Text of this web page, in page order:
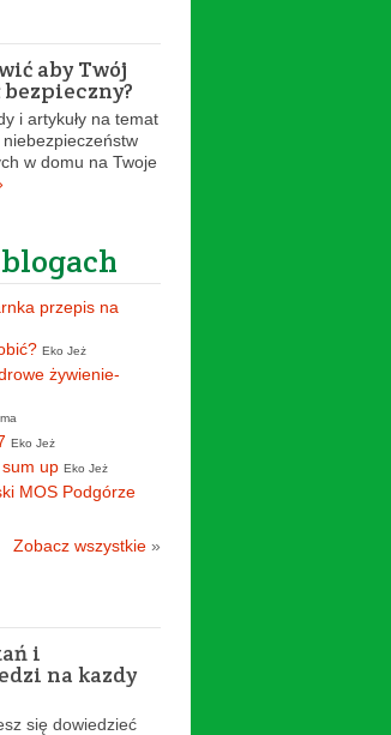
aby Twój
bezpieczny?
i artykuły na temat
w domu na Twoje
przepis na
Eko Jeż
żywienie-
Eko Jeż
up Eko Jeż
MOS Podgórze
Zobacz wszystkie »
i
na kazdy
się dowiedzieć